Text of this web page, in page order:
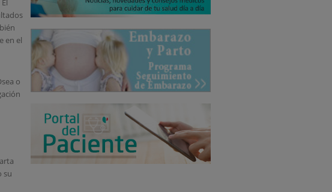
en el
o
su